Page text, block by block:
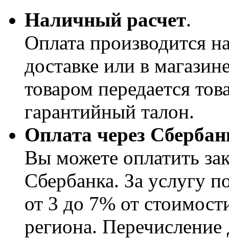
Наличный расчет.
Оплата производится
доставке или в
товаром передается
гарантийный талон.
Оплата через
Вы можете оплатить
Сбербанка. За услугу
от 3 до 7% от
региона.